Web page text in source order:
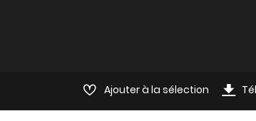
Ajouter à la sélection